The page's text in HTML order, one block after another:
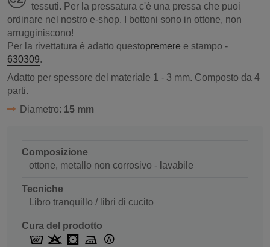
tessuti. Per la pressatura c'è una pressa che puoi
ordinare nel nostro e-shop. I bottoni sono in ottone, non
arrugginiscono!
Per la rivettatura è adatto questopremere e stampo -
630309.
Adatto per spessore del materiale 1 - 3 mm. Composto da 4
parti.
Diametro: 15 mm
Composizione
ottone, metallo non corrosivo - lavabile
Tecniche
Libro tranquillo / libri di cucito
Cura del prodotto